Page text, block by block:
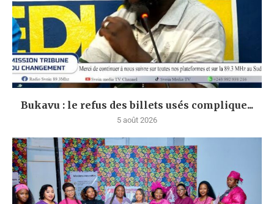
Bukavu : le refus des billets usés complique...
5 août 2026